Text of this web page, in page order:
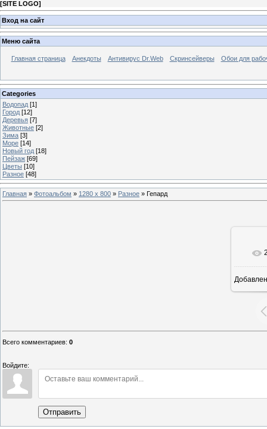
[SITE LOGO]
Вход на сайт
Меню сайта
Главная страница Анекдоты Антивирус Dr.Web Скринсейверы Обои для
Categories
Водопад [1]
Город [12]
Деревья [7]
Животные [2]
Зима [3]
Море [14]
Новый год [18]
Пейзаж [69]
Цветы [10]
Разное [48]
Главная » Фотоальбом » 1280 x 800 » Разное » Гепард
Всего комментариев: 0
Войдите:
Отправить